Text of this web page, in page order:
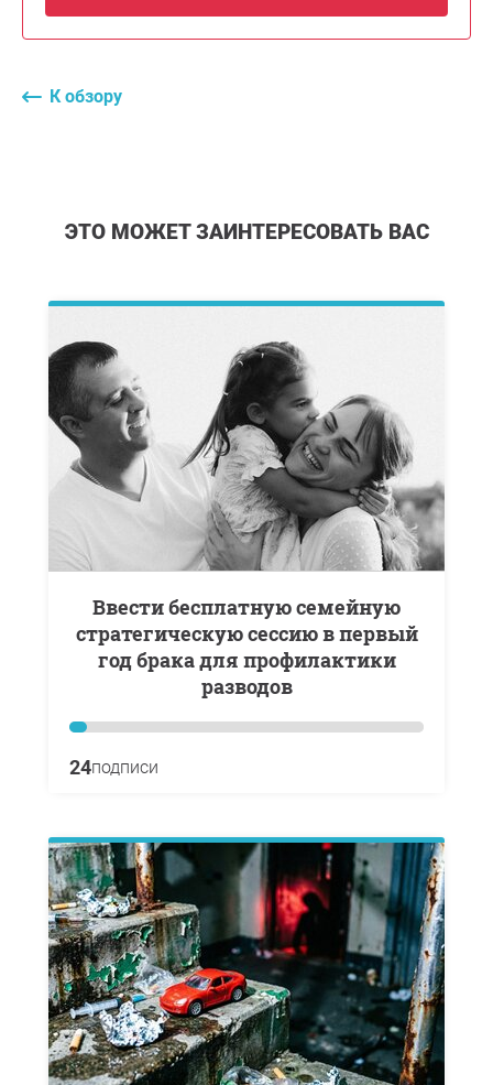
К обзору
ЭТО МОЖЕТ ЗАИНТЕРЕСОВАТЬ ВАС
Ввести бесплатную семейную
стратегическую сессию в первый
год брака для профилактики
разводов
24подписи